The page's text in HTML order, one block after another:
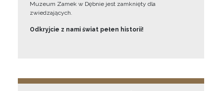
Muzeum Zamek w Dębnie jest zamknięty dla
zwiedzających.
Odkryjcie z nami świat pełen historii!